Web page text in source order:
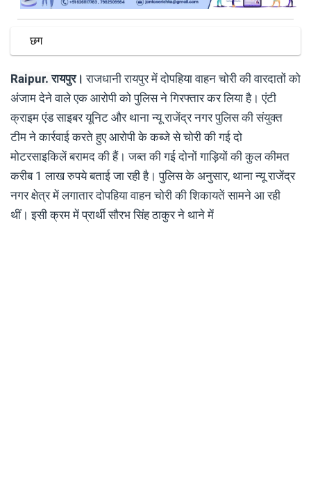
छग
Raipur.रायपुर। राजधानी रायपुर में दोपहिया वाहन चोरी की वारदातों को
अंजाम देने वाले एक आरोपी को पुलिस ने गिरफ्तार कर लिया है। एंटी
क्राइम एंड साइबर यूनिट और थाना न्यू राजेंद्र नगर पुलिस की संयुक्त
टीम ने कार्रवाई करते हुए आरोपी के कब्जे से चोरी की गई दो
मोटरसाइकिलें बरामद की हैं। जब्त की गई दोनों गाड़ियों की कुल कीमत
करीब 1 लाख रुपये बताई जा रही है। पुलिस के अनुसार, थाना न्यू राजेंद्र
नगर क्षेत्र में लगातार दोपहिया वाहन चोरी की शिकायतें सामने आ रही
थीं। इसी क्रम में प्रार्थी सौरभ सिंह ठाकुर ने थाने में